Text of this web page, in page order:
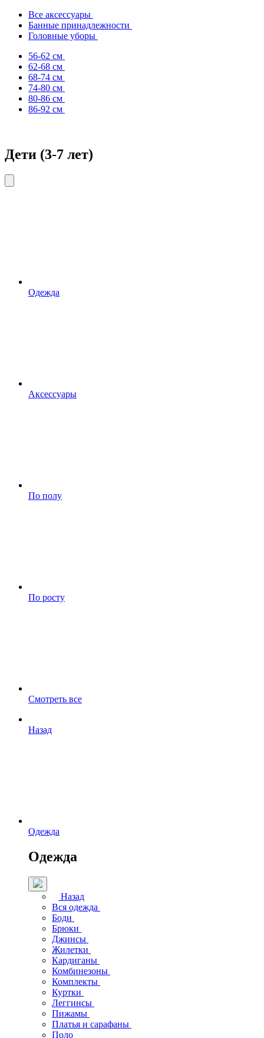
Все аксессуары
Банные принадлежности
Головные уборы
56-62 см
62-68 см
68-74 см
74-80 см
80-86 см
86-92 см
Дети (3-7 лет)
Одежда
Аксессуары
По полу
По росту
Смотреть все
Назад
Одежда
Одежда
Назад
Вся одежда
Боди
Брюки
Джинсы
Жилетки
Кардиганы
Комбинезоны
Комплекты
Куртки
Леггинсы
Пижамы
Платья и сарафаны
Поло